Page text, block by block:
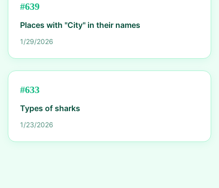
#639
Places with "City" in their names
1/29/2026
#633
Types of sharks
1/23/2026